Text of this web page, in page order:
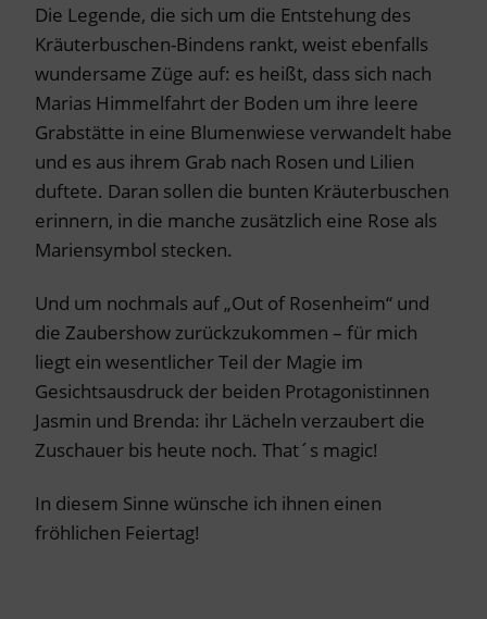
Die Legende, die sich um die Entstehung des
Kräuterbuschen-Bindens rankt, weist ebenfalls
wundersame Züge auf: es heißt, dass sich nach
Marias Himmelfahrt der Boden um ihre leere
Grabstätte in eine Blumenwiese verwandelt habe
und es aus ihrem Grab nach Rosen und Lilien
duftete. Daran sollen die bunten Kräuterbuschen
erinnern, in die manche zusätzlich eine Rose als
Mariensymbol stecken.
Und um nochmals auf „Out of Rosenheim“ und
die Zaubershow zurückzukommen – für mich
liegt ein wesentlicher Teil der Magie im
Gesichtsausdruck der beiden Protagonistinnen
Jasmin und Brenda: ihr Lächeln verzaubert die
Zuschauer bis heute noch. That´s magic!
In diesem Sinne wünsche ich ihnen einen
fröhlichen Feiertag!